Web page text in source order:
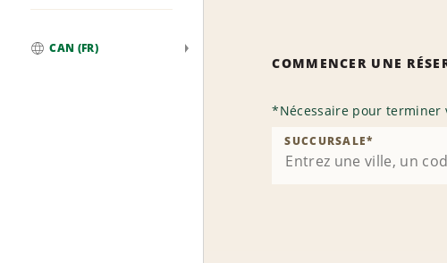
CAN (FR)
COMMENCER UNE
*Nécessaire pour terminer
SUCCURSALE*